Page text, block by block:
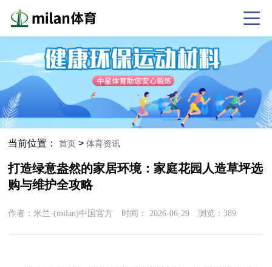
当前位置：首页 >体育资讯
打造绿意盎然的家居环境：家庭花园人造草坪选
购与维护全攻略
作者：米兰·(milan)中国官方 时间：2026-06-29 浏览：389